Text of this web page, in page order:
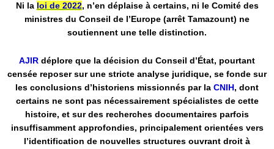
Ni la loi de 2022, n’en déplaise à certains, ni le Comité des
ministres du Conseil de l’Europe (arrêt Tamazount) ne
soutiennent une telle distinction.
AJIR déplore que la décision du Conseil d’État, pourtant
censée reposer sur une stricte analyse juridique, se fonde sur
les conclusions d’historiens missionnés par la CNIH, dont
certains ne sont pas nécessairement spécialistes de cette
histoire, et sur des recherches documentaires parfois
insuffisamment approfondies, principalement orientées vers
l’identification de nouvelles structures ouvrant droit à